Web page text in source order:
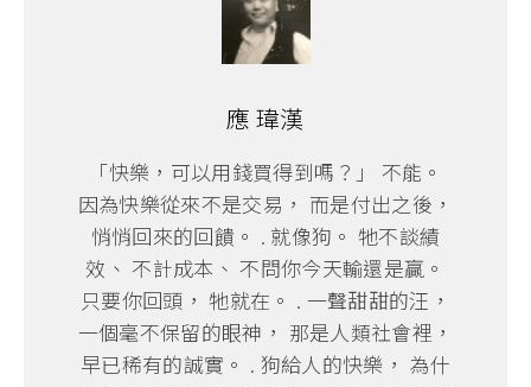
應 瑋漢
「快樂，可以用錢買得到嗎？」 不能。
因為快樂從來不是交易， 而是付出之後，
悄悄回來的回饋。 . 就像狗。 牠不談績
效、 不計成本、 不問你今天輸還是贏。
只要你回頭， 牠就在。 . 一聲甜甜的汪，
一個毫不保留的眼神， 那是人類社會裡，
早已稀有的誠實。 . 狗給人的快樂， 為什